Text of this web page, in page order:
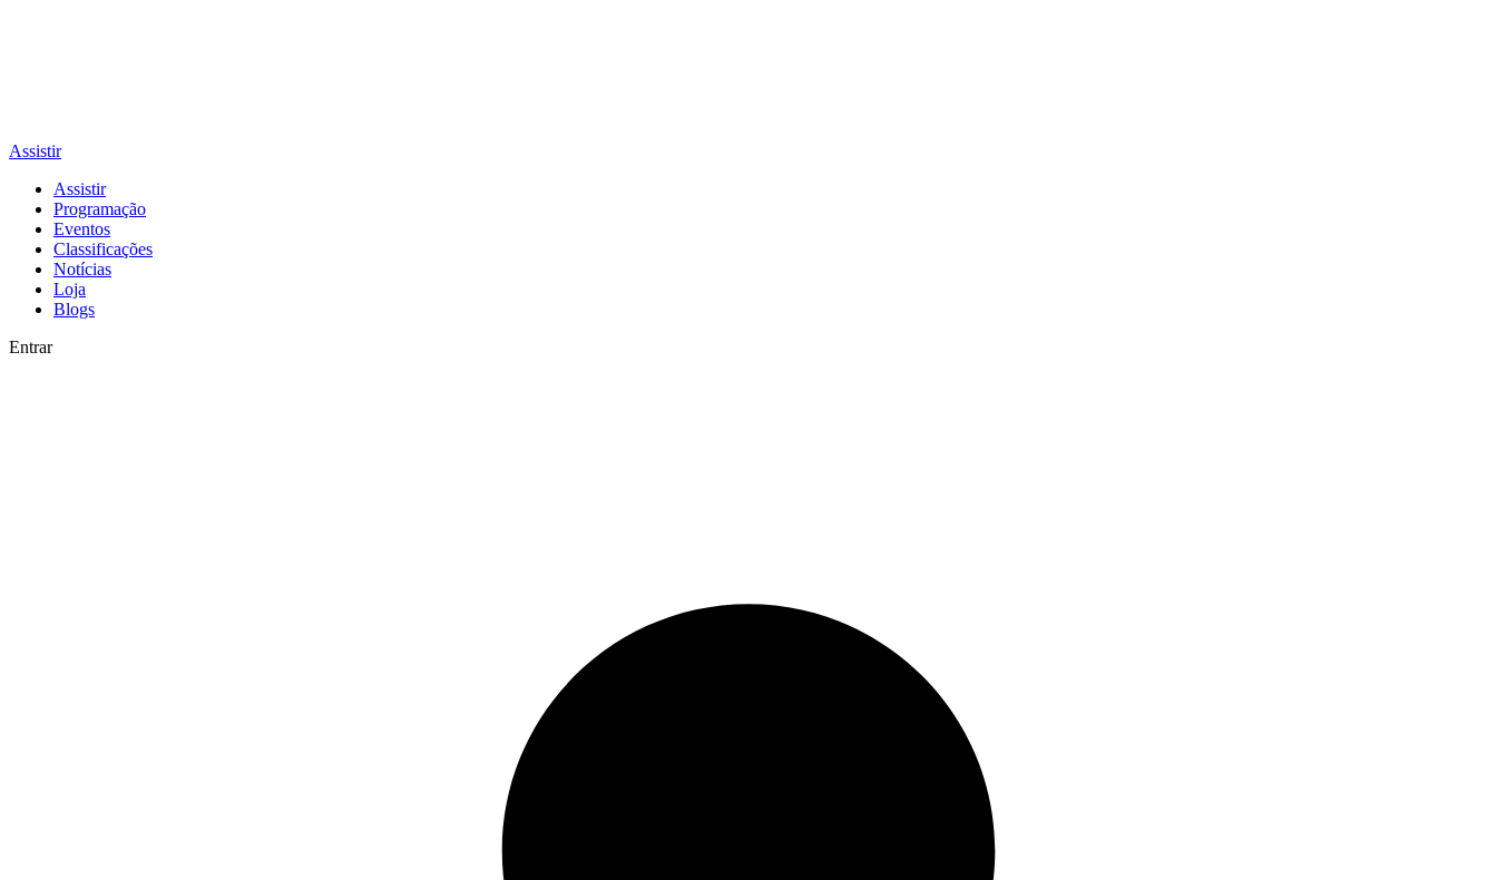
Assistir
Assistir
Programação
Eventos
Classificações
Notícias
Loja
Blogs
Entrar